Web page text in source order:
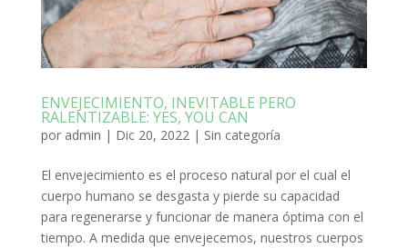
ENVEJECIMIENTO, INEVITABLE PERO
RALENTIZABLE: YES, YOU CAN
por admin | Dic 20, 2022 | Sin categoría
El envejecimiento es el proceso natural por el cual el
cuerpo humano se desgasta y pierde su capacidad
para regenerarse y funcionar de manera óptima con el
tiempo. A medida que envejecemos, nuestros cuerpos